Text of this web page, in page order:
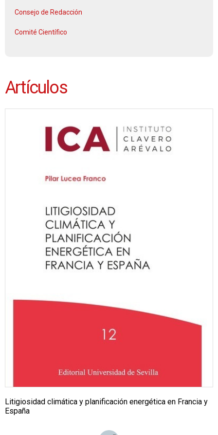
Consejo de Redacción
Comité Científico
Artículos
Litigiosidad climática y planificación energética en Francia y
España